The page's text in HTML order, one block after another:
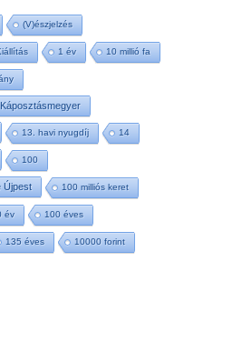
(V)észjelzés
1 év 10 millió fa
13. havi nyugdíj 14
100
Újpest 100 milliós keret
év 100 éves
135 éves 10000 forint